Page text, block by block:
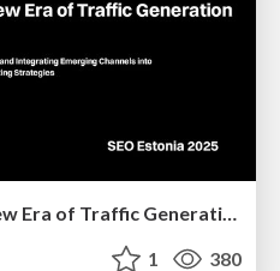
1 380